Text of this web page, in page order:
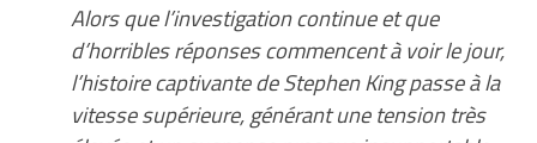
Alors que l’investigation continue et que
d’horribles réponses commencent à voir le jour,
l’histoire captivante de Stephen King passe à la
vitesse supérieure, générant une tension très